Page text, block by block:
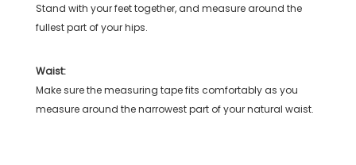
Stand with your feet together, and measure around the
fullest part of your hips.
Waist:
Make sure the measuring tape fits comfortably as you
measure around the narrowest part of your natural waist.